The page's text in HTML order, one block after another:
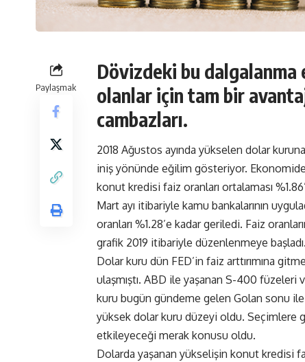
Paylaşmak
Dövizdeki bu
olanlar için tam bir
cambazları.
2018 Ağustos ayında yükselen dolar
iniş yönünde eğilim gösteriyor.
konut kredisi faiz oranları ortalaması
Mart ayı itibariyle kamu bankalarının
oranları %1.28’e kadar geriledi. Faiz
grafik 2019 itibariyle düzenlenmeye başladı.
Dolar kuru dün FED’in faiz arttırımına
ulaşmıştı. ABD ile yaşanan S-400 füzeleri
kuru bugün gündeme gelen Golan sonu
yüksek dolar kuru düzeyi oldu. Seçimlere
etkileyeceği merak konusu oldu.
Dolarda yaşanan yükselişin konut kredisi